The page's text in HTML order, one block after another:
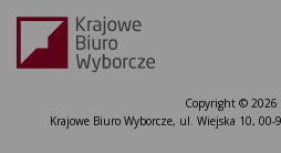
Copyright © 2026
Krajowe Biuro Wyborcze, ul. Wiejska 10,